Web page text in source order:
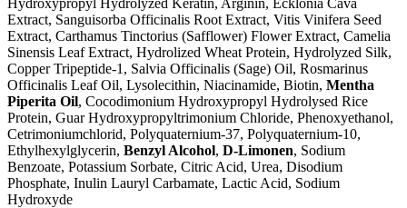
Extract, Sanguisorba Officinalis Root Extract, Vitis Vinifera Seed
Extract, Carthamus Tinctorius (Safflower) Flower Extract, Camelia
Sinensis Leaf Extract, Hydrolized Wheat Protein, Hydrolyzed Silk,
Copper Tripeptide-1, Salvia Officinalis (Sage) Oil, Rosmarinus
Officinalis Leaf Oil, Lysolecithin, Niacinamide, Biotin, Mentha
Piperita Oil, Cocodimonium Hydroxypropyl Hydrolysed Rice
Protein, Guar Hydroxypropyltrimonium Chloride, Phenoxyethanol,
Cetrimoniumchlorid, Polyquaternium-37, Polyquaternium-10,
Ethylhexylglycerin, Benzyl Alcohol, D-Limonen, Sodium
Benzoate, Potassium Sorbate, Citric Acid, Urea, Disodium
Phosphate, Inulin Lauryl Carbamate, Lactic Acid, Sodium
Hydroxyde